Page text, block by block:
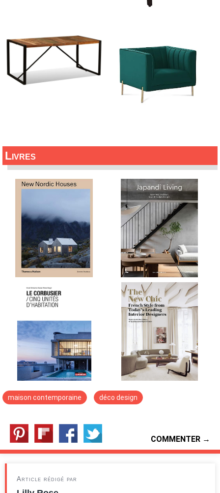
Livres
maison contemporaine déco design
COMMENTER →
Article rédigé par